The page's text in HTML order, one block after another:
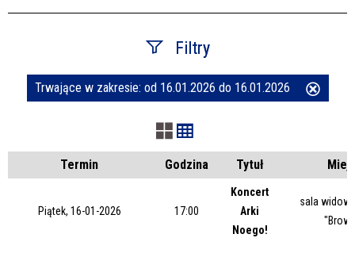
Filtry
Szukana fraza
Kategoria
Trwające w zakresie
Trwające w zakresie: od 16.01.2026 do 16.01.2026
Termin Godzina Tytuł
Piątek, 16-01-2026 17:00
Koncert
Arki
Noego!
sala